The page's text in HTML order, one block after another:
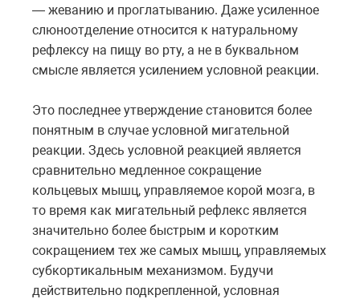
— жеванию и проглатыванию. Даже усиленное
слюноотделение относится к натуральному
рефлексу на пищу во рту, а не в буквальном
смысле является усилением условной реакции.
Это последнее утверждение становится более
понятным в случае условной мигательной
реакции. Здесь условной реакцией является
сравнительно медленное сокращение
кольцевых мышц, управляемое корой мозга, в
то время как мигательный рефлекс является
значительно более быстрым и коротким
сокращением тех же самых мышц, управляемых
субкортикальным механизмом. Будучи
действительно подкрепленной, условная